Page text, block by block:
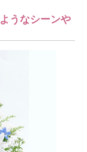
うなシーンや